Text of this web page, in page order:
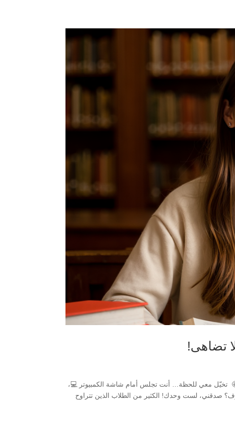
تضاهى!
تخيّل معي للحظة… أنت تجلس أمام شاشة الكمبيوتر 💻،
صدقني، لست وحدك! الكثير من الطلاب الذين تتراوح